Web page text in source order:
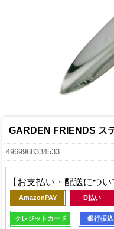
GARDEN FRIENDS ス
4969968334533
【お支払い・配送につい
AmazonPAY D払い
クレジットカード 銀行振込